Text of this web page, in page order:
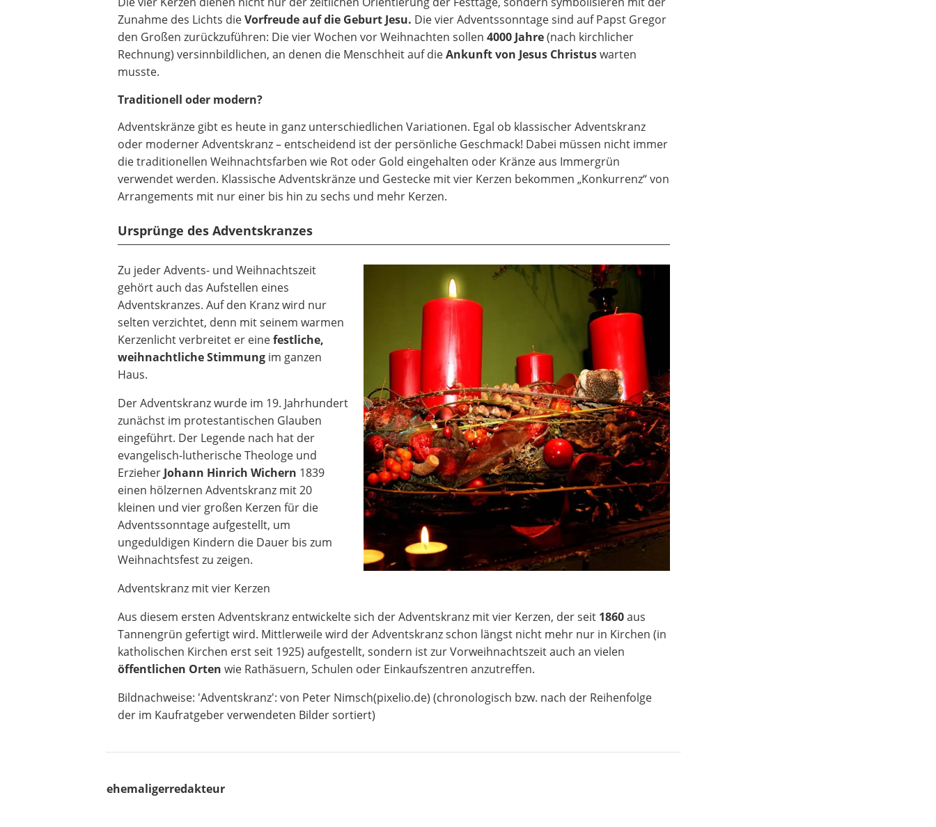
Beschriftungsgerät
Elektrische Pfeffermühle
Ferngesteuertes Auto
Beheizbare Handschuhe
Zunahme des Lichts dieVorfreude auf die Geburt Jesu. Die vier Adventssonntage sind auf Papst Gregor
den Großen zurückzuführen: Die vier Wochen vor Weihnachten sollen4000 Jahre(nach kirchlicher
Rechnung) versinnbildlichen, an denen die Menschheit auf dieAnkunft von Jesus Christuswarten
musste.
Traditionell oder modern?
Adventskränze gibt es heute in ganz unterschiedlichen Variationen. Egal ob klassischer Adventskranz
oder moderner Adventskranz – entscheidend ist der persönliche Geschmack! Dabei müssen nicht immer
die traditionellen Weihnachtsfarben wie Rot oder Gold eingehalten oder Kränze aus Immergrün
verwendet werden. Klassische Adventskränze und Gestecke mit vier Kerzen bekommen „Konkurrenz“ von
Arrangements mit nur einer bis hin zu sechs und mehr Kerzen.
Ursprünge des Adventskranzes
Zu jeder Advents- und Weihnachtszeit
gehört auch das Aufstellen eines
Adventskranzes. Auf den Kranz wird nur
selten verzichtet, denn mit seinem warmen
Kerzenlicht verbreitet er einefestliche,
weihnachtliche Stimmung im ganzen
Haus.
Der Adventskranz wurde im 19. Jahrhundert
zunächst im protestantischen Glauben
eingeführt. Der Legende nach hat der
evangelisch-lutherische Theologe und
Erzieher Johann Hinrich Wichern 1839
einen hölzernen Adventskranz mit 20
kleinen und vier großen Kerzen für die
Adventssonntage aufgestellt, um
ungeduldigen Kindern die Dauer bis zum
Weihnachtsfest zu zeigen.
Adventskranz mit vier Kerzen
Aus diesem ersten Adventskranz entwickelte sich der Adventskranz mit vier Kerzen, der seit 1860aus
Tannengrün gefertigt wird. Mittlerweile wird der Adventskranz schon längst nicht mehr nur in Kirchen (in
katholischen Kirchen erst seit 1925) aufgestellt, sondern ist zur Vorweihnachtszeit auch an vielen
öffentlichen Orten wie Rathäsuern, Schulen oder Einkaufszentren anzutreffen.
Bildnachweise: 'Adventskranz': von Peter Nimsch(pixelio.de) (chronologisch bzw. nach der Reihenfolge
der im Kaufratgeber verwendeten Bilder sortiert)
ehemaligerredakteur